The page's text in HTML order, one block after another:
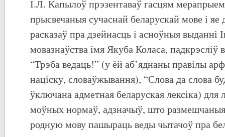
І.Л. Капылоў прэзентаваў гасцям
прысвечаныя сучаснай беларускай мове і яе
расказаў пра дзейнасць і асноўныя выданні
мовазнаўства імя Якуба Коласа,
“Трэба ведаць!” (у ёй аб’яднаны правілы
націску, словаўжывання), “Слова да слова
ўключана адметная беларуская лексіка) для
моўных нормаў, адзначыў, што
родную мову пашыраць веды чытачоў пра